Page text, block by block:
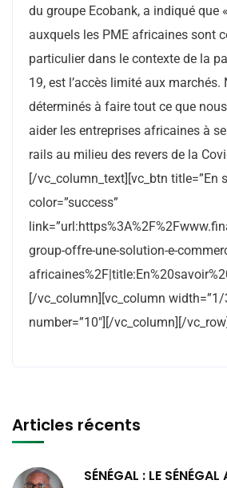
du groupe Ecobank, a indiqué que
auxquels les PME africaines sont
particulier dans le contexte de la
19, est l’accès limité aux marchés.
déterminés à faire tout ce que
aider les entreprises africaines à
rails au milieu des revers de la
[/vc_column_text][vc_btn title=”En
color=”success”
group-offre-une-solution-e-
[/vc_column][vc_column width=”1/
number=”10″][/vc_column][/vc_row]
Articles récents
SÉNÉGAL : LE